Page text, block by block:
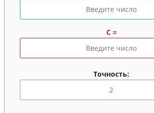
C =
Точность: